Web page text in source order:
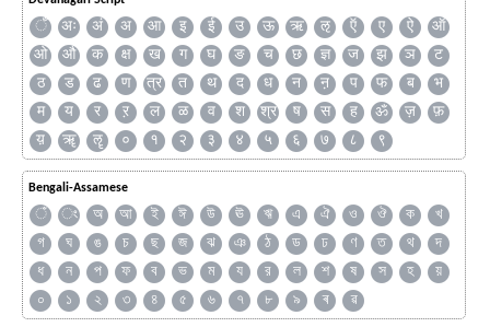
ँ अः अं अ आ इ ई उ ऊ ऋ ऌ ऍ ए ऐ
ऑ
ओ
औ क क्ष ख ग घ ङ च छ ज्ञ ज झ ञ
ट
ठ
ड ढ ण त्र त थ द ध न ऩ प फ ब
भ
म
य र ऱ ल ळ व श श्र ष स ह ॐ ज़
फ़
य़
ॠ ॡ ० १ २ ३ ४ ५ ६ ७ ८ ९
Bengali-Assamese
ঁ ং অ আ ই ঈ উ ঊ ঋ এ ঐ ও ঔ ক
খ
গ
ঘ ঙ চ ছ জ ঝ ঞ ঠ ড ঢ ণ ত থ
দ
ধ
ন প ফ ব ভ ম য র ল শ ষ স হ
য়
০
১ ২ ৩ ৪ ৫ ৬ ৭ ৮ ৯ ৰ ৱ